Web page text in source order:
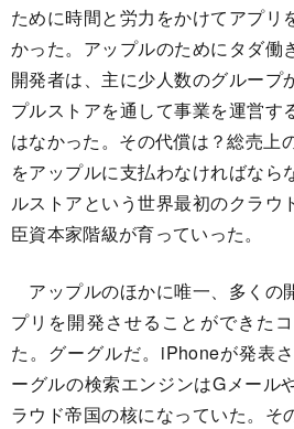
ために時間と労力をかけてアプリ
かった。アップルのためにタダ働
開発者は、主に少人数のグループ
プルストアを通して事業を運営す
はなかった。その代償は？総売上
をアップルに支払わなければなら
ルストアという世界最初のクラウ
臣資本家階級が育っていった。
アップルのほかに唯一、多くの
プリを開発させることができた
た。グーグルだ。iPhoneが発表
ーグルの検索エンジンはGメール
ラウド帝国の核になっていた。そ